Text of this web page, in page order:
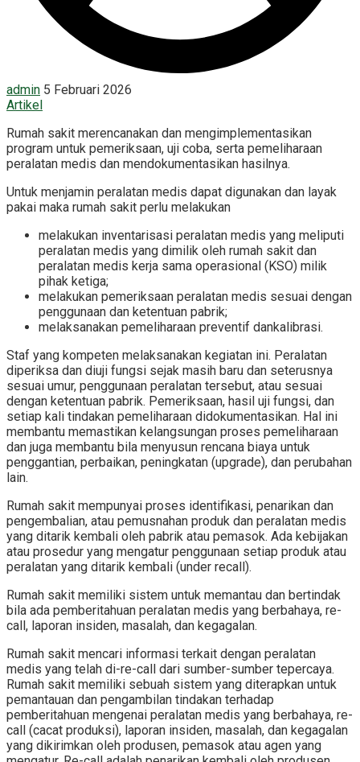
admin 5 Februari 2026
Artikel
Rumah sakit merencanakan dan mengimplementasikan
program untuk pemeriksaan, uji coba, serta pemeliharaan
peralatan medis dan mendokumentasikan hasilnya.
Untuk menjamin peralatan medis dapat digunakan dan layak
pakai maka rumah sakit perlu melakukan
melakukan inventarisasi peralatan medis yang meliputi
peralatan medis yang dimilik oleh rumah sakit dan
peralatan medis kerja sama operasional (KSO) milik
pihak ketiga;
melakukan pemeriksaan peralatan medis sesuai dengan
penggunaan dan ketentuan pabrik;
melaksanakan pemeliharaan preventif dankalibrasi.
Staf yang kompeten melaksanakan kegiatan ini. Peralatan
diperiksa dan diuji fungsi sejak masih baru dan seterusnya
sesuai umur, penggunaan peralatan tersebut, atau sesuai
dengan ketentuan pabrik. Pemeriksaan, hasil uji fungsi, dan
setiap kali tindakan pemeliharaan didokumentasikan. Hal ini
membantu memastikan kelangsungan proses pemeliharaan
dan juga membantu bila menyusun rencana biaya untuk
penggantian, perbaikan, peningkatan (upgrade), dan perubahan
lain.
Rumah sakit mempunyai proses identifikasi, penarikan dan
pengembalian, atau pemusnahan produk dan peralatan medis
yang ditarik kembali oleh pabrik atau pemasok. Ada kebijakan
atau prosedur yang mengatur penggunaan setiap produk atau
peralatan yang ditarik kembali (under recall).
Rumah sakit memiliki sistem untuk memantau dan bertindak
bila ada pemberitahuan peralatan medis yang berbahaya, re-
call, laporan insiden, masalah, dan kegagalan.
Rumah sakit mencari informasi terkait dengan peralatan
medis yang telah di-re-call dari sumber-sumber tepercaya.
Rumah sakit memiliki sebuah sistem yang diterapkan untuk
pemantauan dan pengambilan tindakan terhadap
pemberitahuan mengenai peralatan medis yang berbahaya, re-
call (cacat produksi), laporan insiden, masalah, dan kegagalan
yang dikirimkan oleh produsen, pemasok atau agen yang